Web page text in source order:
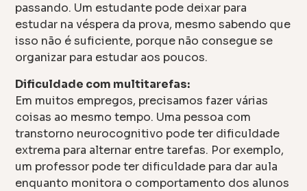
passando. Um estudante pode deixar para
estudar na véspera da prova, mesmo sabendo que
isso não é suficiente, porque não consegue se
organizar para estudar aos poucos.
Dificuldade com multitarefas:
Em muitos empregos, precisamos fazer várias
coisas ao mesmo tempo. Uma pessoa com
transtorno neurocognitivo pode ter dificuldade
extrema para alternar entre tarefas. Por exemplo,
um professor pode ter dificuldade para dar aula
enquanto monitora o comportamento dos alunos